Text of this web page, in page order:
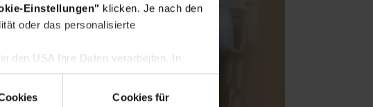
Einstellungen" klicken. Je nach den
oder das personalisierte
den USA Ihre Daten verarbeiten. In
werden.
Cookies für